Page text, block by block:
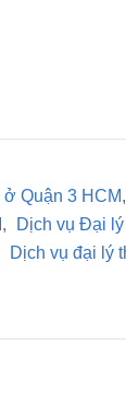
Quận 3 HCM,
, Dịch vụ Đại
Dịch vụ đại lý